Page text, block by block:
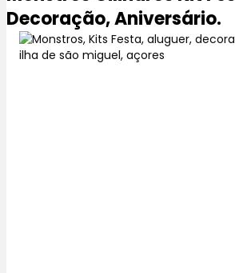
Decoração, Aniversário.